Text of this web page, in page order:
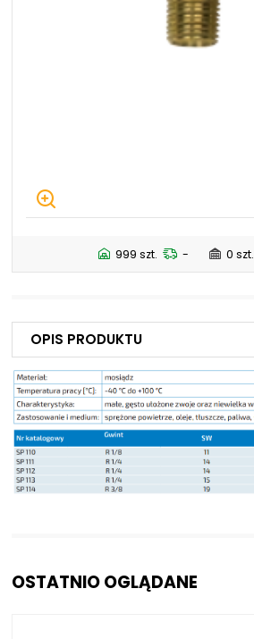
58-100 Świdnica, ul. Bystrzycka 17, POLSKA
www.powerhydraulics.eu
Engineering for motion
999 szt. - 0 szt.
Opis produktu
OSTATNIO OGLĄDANE